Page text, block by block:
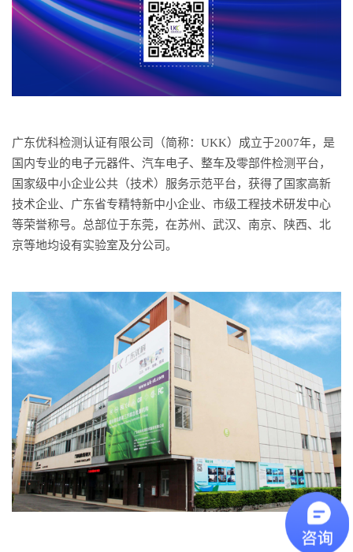
⼴东优科检测认证有限公司（简称：UKK）成立于2007年，是
国内专业的电子元器件、汽车电子、整车及零部件检测平台，
国家级中小企业公共（技术）服务示范平台，获得了国家高新
技术企业、广东省专精特新中小企业、市级工程技术研发中心
等荣誉称号。总部位于东莞，在苏州、武汉、南京、陕西、北
京等地均设有实验室及分公司。